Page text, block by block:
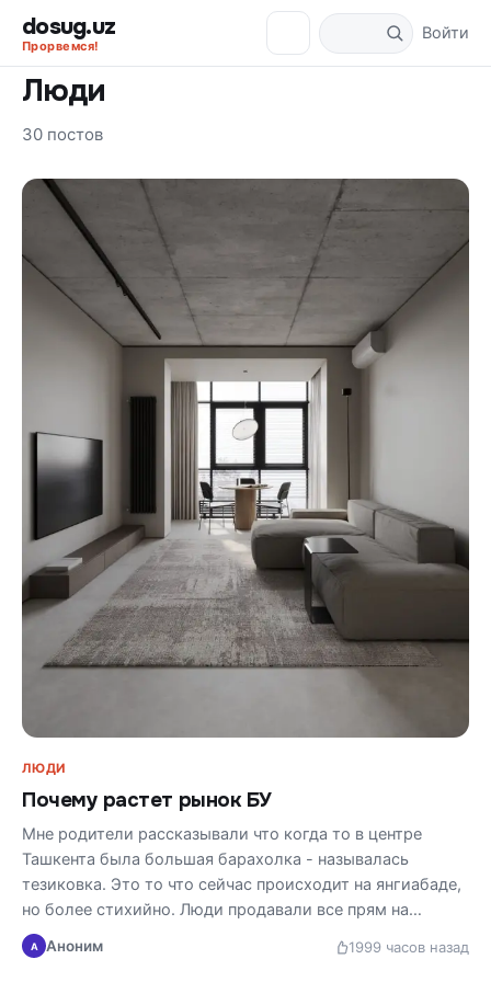
dosug.uz
Прорвемся!
Войти
Люди
30 постов
ЛЮДИ
Почему растет рынок БУ
Мне родители рассказывали что когда то в центре
Ташкента была большая барахолка - называлась
тезиковка. Это то что сейчас происходит на янгиабаде,
но более стихийно. Люди продавали все прям на…
А Аноним 1999 часов назад